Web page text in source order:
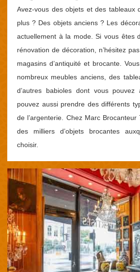
Avez-vous des objets et des tableaux
plus ? Des objets anciens ? Les
actuellement à la mode. Si vous êtes
rénovation de décoration, n’hésitez
magasins d’antiquité et brocante.
nombreux meubles anciens, des
d’autres babioles dont vous pouvez
pouvez aussi prendre des différents
de l’argenterie. Chez Marc
des milliers d’objets brocantes
choisir.